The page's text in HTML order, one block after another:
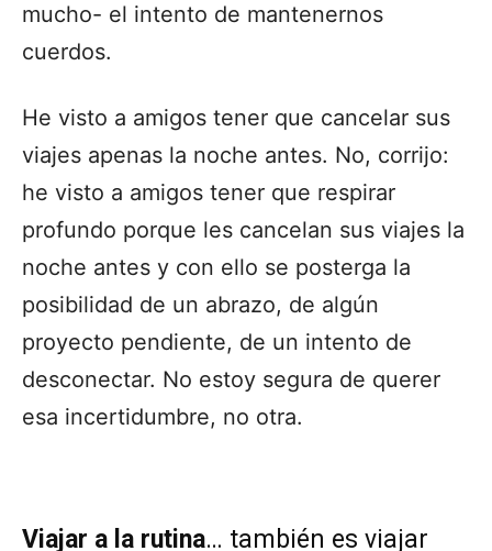
mucho- el intento de mantenernos
cuerdos.
He visto a amigos tener que cancelar sus
viajes apenas la noche antes. No, corrijo:
he visto a amigos tener que respirar
profundo porque les cancelan sus viajes la
noche antes y con ello se posterga la
posibilidad de un abrazo, de algún
proyecto pendiente, de un intento de
desconectar. No estoy segura de querer
esa incertidumbre, no otra.
Viajar a la rutina… también es viajar